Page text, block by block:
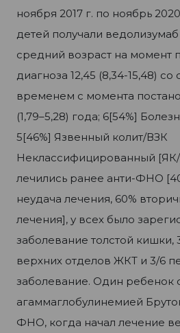
ноября 2017 г. по ноябрь 2020
детей получали
средний возраст на момент
диагноза 12,45 (8,34-15,48)
временем с момента
(1,79–5,28) года; 6[54%]
5[46%] Язвенный колит/ВЗК
Неклассифицированный
лечились ранее анти-ФНО
неудача лечения, 60%
лечения], у всех было
заболевание толстой
верхних отделов ЖКТ и 3/6
заболевание. Один ребенок
агаммаглобулинемией
ФНО, когда начал лечение